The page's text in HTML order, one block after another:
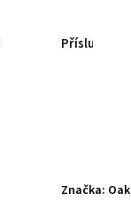
Příslušenství
Značka: